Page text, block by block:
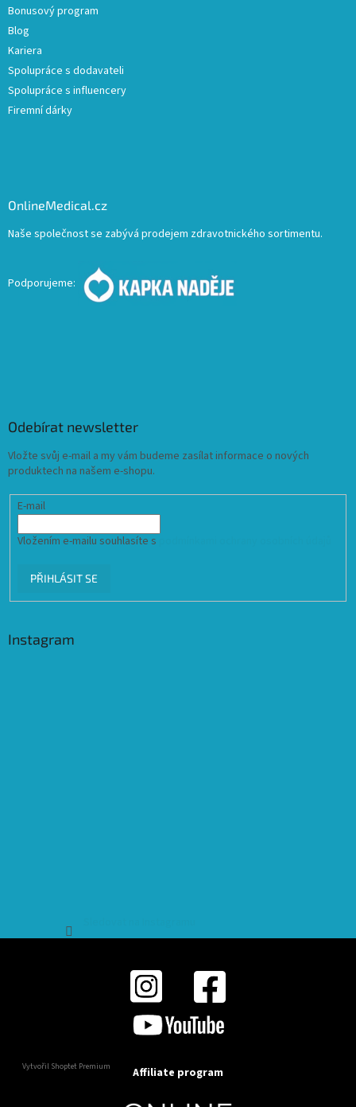
Bonusový program
Blog
Kariera
Spolupráce s dodavateli
Spolupráce s influencery
Firemní dárky
OnlineMedical.cz
Naše společnost se zabývá prodejem zdravotnického sortimentu.
Podporujeme:
Odebírat newsletter
Vložte svůj e-mail a my vám budeme zasílat informace o nových
produktech na našem e-shopu.
E-mail
Vložením e-mailu souhlasíte s
PŘIHLÁSIT SE
Instagram
Vytvořil Shoptet Premium Affiliate program